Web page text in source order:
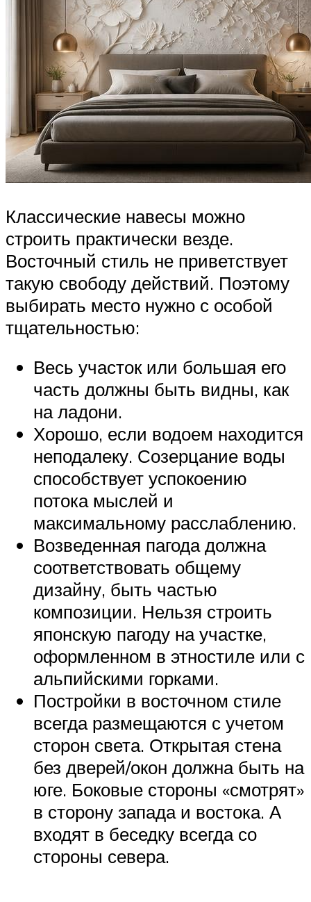
Классические навесы можно
строить практически везде.
Восточный стиль не приветствует
такую свободу действий. Поэтому
выбирать место нужно с особой
тщательностью:
Весь участок или большая его
часть должны быть видны, как
на ладони.
Хорошо, если водоем находится
неподалеку. Созерцание воды
способствует успокоению
потока мыслей и
максимальному расслаблению.
Возведенная пагода должна
соответствовать общему
дизайну, быть частью
композиции. Нельзя строить
японскую пагоду на участке,
оформленном в этностиле или с
альпийскими горками.
Постройки в восточном стиле
всегда размещаются с учетом
сторон света. Открытая стена
без дверей/окон должна быть на
юге. Боковые стороны «смотрят»
в сторону запада и востока. А
входят в беседку всегда со
стороны севера.